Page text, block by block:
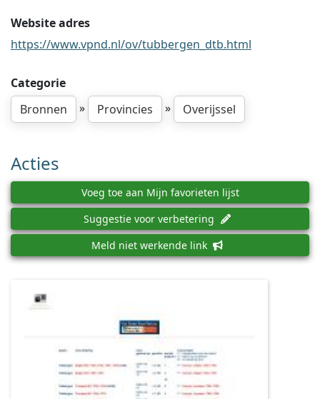
Website adres
https://www.vpnd.nl/ov/tubbergen_dtb.html
Categorie
Bronnen
» Provincies » Overijssel
Acties
Voeg toe aan Mijn favorieten lijst
Suggestie voor verbetering
Meld niet werkende link